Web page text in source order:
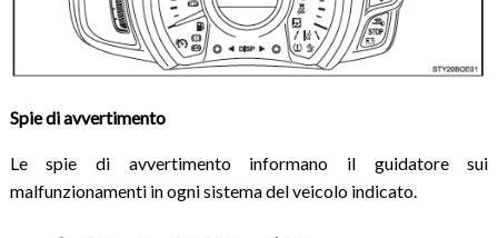
Spie di avvertimento
Le spie di avvertimento informano il guidatore sui
malfunzionamenti in ogni sistema del veicolo indicato.